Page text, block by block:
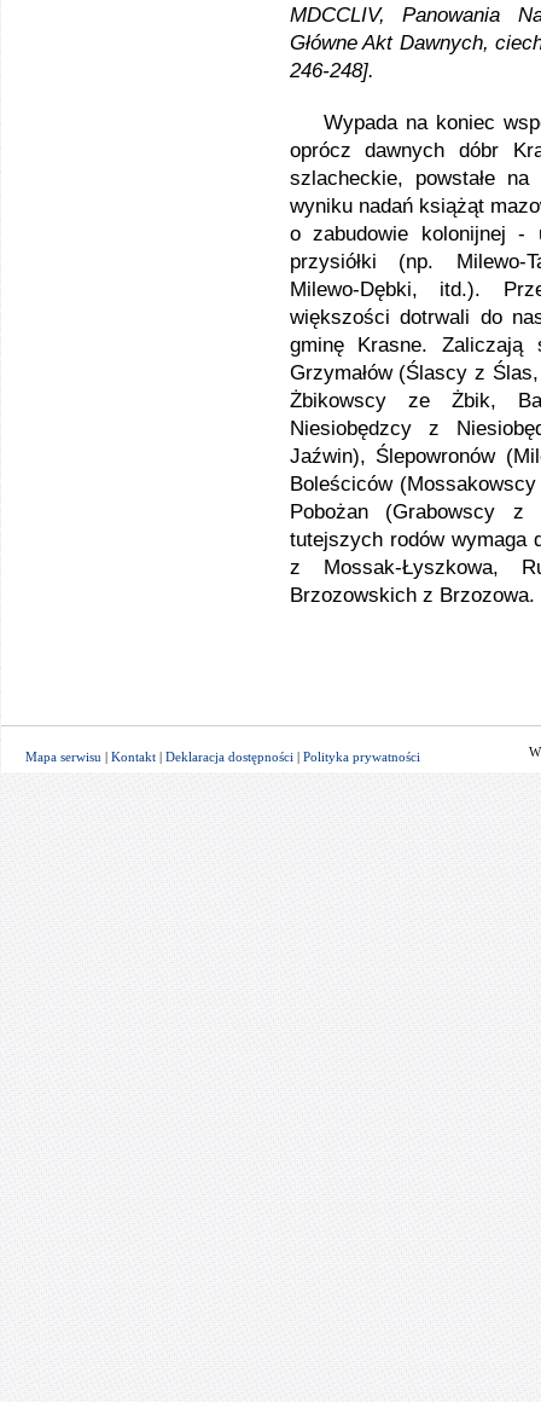
MDCCLIV, Panowania
Główne Akt Dawnych,
246-248].
Wypada na koniec
oprócz dawnych dóbr
szlacheckie, powstałe
wyniku nadań książąt
o zabudowie kolonijnej
przysiółki (np. Milewo-
Milewo-Dębki, itd.).
większości dotrwali do
gminę Krasne.
Grzymałów (Ślascy z
Żbikowscy ze Żbik,
Niesiobędzcy z
Jaźwin), Ślepowronów
Boleściców
Pobożan (Grabowscy z
tutejszych rodów wymaga
z Mossak-Łyszkowa,
Brzozowskich z Brzozowa.
Mapa serwisu | Kontakt | Deklaracja dostępności | Polityka prywatności